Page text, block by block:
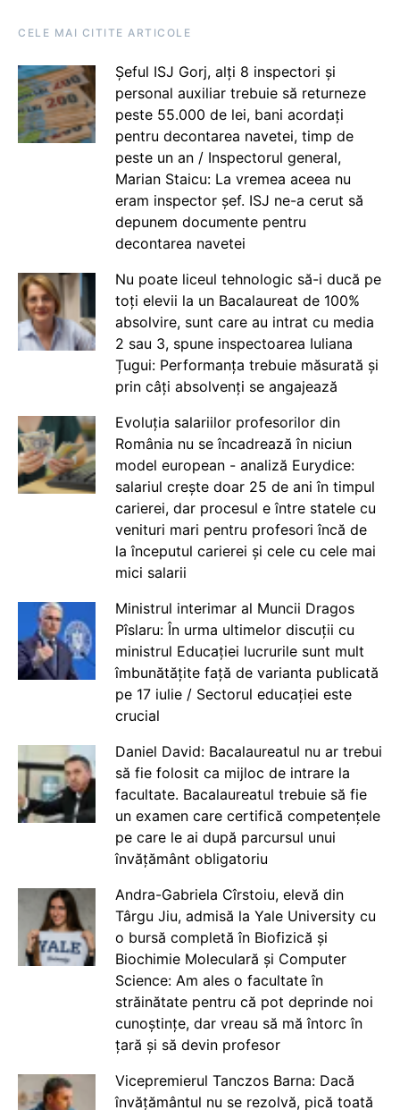
CELE MAI CITITE ARTICOLE
Șeful ISJ Gorj, alți 8 inspectori și
personal auxiliar trebuie să returneze
peste 55.000 de lei, bani acordați
pentru decontarea navetei, timp de
peste un an / Inspectorul general,
Marian Staicu: La vremea aceea nu
eram inspector șef. ISJ ne-a cerut să
depunem documente pentru
decontarea navetei
Nu poate liceul tehnologic să-i ducă pe
toți elevii la un Bacalaureat de 100%
absolvire, sunt care au intrat cu media
2 sau 3, spune inspectoarea Iuliana
Țugui: Performanța trebuie măsurată și
prin câți absolvenți se angajează
Evoluția salariilor profesorilor din
România nu se încadrează în niciun
model european - analiză Eurydice:
salariul crește doar 25 de ani în timpul
carierei, dar procesul e între statele cu
venituri mari pentru profesori încă de
la începutul carierei și cele cu cele mai
mici salarii
Ministrul interimar al Muncii Dragos
Pîslaru: În urma ultimelor discuții cu
ministrul Educației lucrurile sunt mult
îmbunătățite față de varianta publicată
pe 17 iulie / Sectorul educației este
crucial
Daniel David: Bacalaureatul nu ar trebui
să fie folosit ca mijloc de intrare la
facultate. Bacalaureatul trebuie să fie
un examen care certifică competențele
pe care le ai după parcursul unui
învățământ obligatoriu
Andra-Gabriela Cîrstoiu, elevă din
Târgu Jiu, admisă la Yale University cu
o bursă completă în Biofizică și
Biochimie Moleculară și Computer
Science: Am ales o facultate în
străinătate pentru că pot deprinde noi
cunoștințe, dar vreau să mă întorc în
țară și să devin profesor
Vicepremierul Tanczos Barna: Dacă
învățământul nu se rezolvă, pică toată